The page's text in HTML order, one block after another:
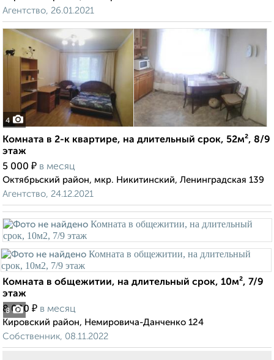
Агентство, 26.01.2021
4
Комната в 2-к квартире, на длительный срок, 52м², 8/9
этаж
5 000 ₽ в месяц
Октябрьский район, мкр. Никитинский, Ленинградская 139
Агентство, 24.12.2021
8
Комната в общежитии, на длительный срок, 10м², 7/9
этаж
8 000 ₽ в месяц
Кировский район, Немировича-Данченко 124
Собственник, 08.11.2022